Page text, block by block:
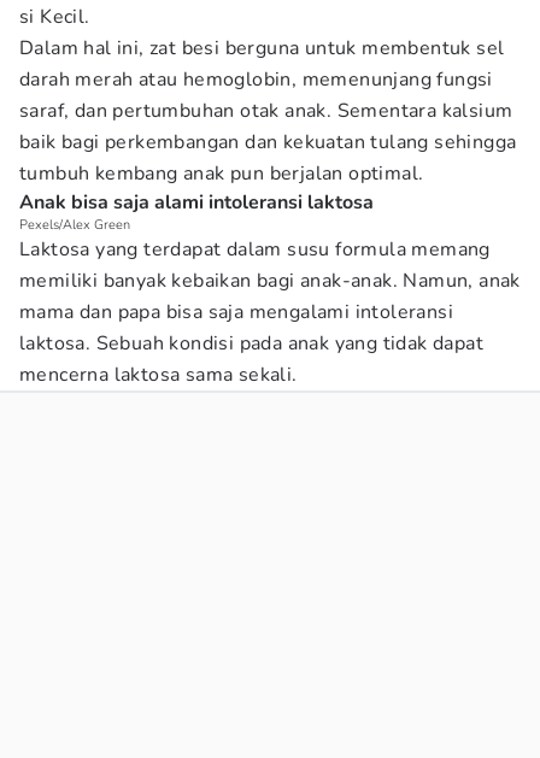
si Kecil.
Dalam hal ini, zat besi berguna untuk membentuk sel
darah merah atau hemoglobin, memenunjang fungsi
saraf, dan pertumbuhan otak anak. Sementara kalsium
baik bagi perkembangan dan kekuatan tulang sehingga
tumbuh kembang anak pun berjalan optimal.
Anak bisa saja alami intoleransi laktosa
Pexels/Alex Green
Laktosa yang terdapat dalam susu formula memang
memiliki banyak kebaikan bagi anak-anak. Namun, anak
mama dan papa bisa saja mengalami intoleransi
laktosa. Sebuah kondisi pada anak yang tidak dapat
mencerna laktosa sama sekali.